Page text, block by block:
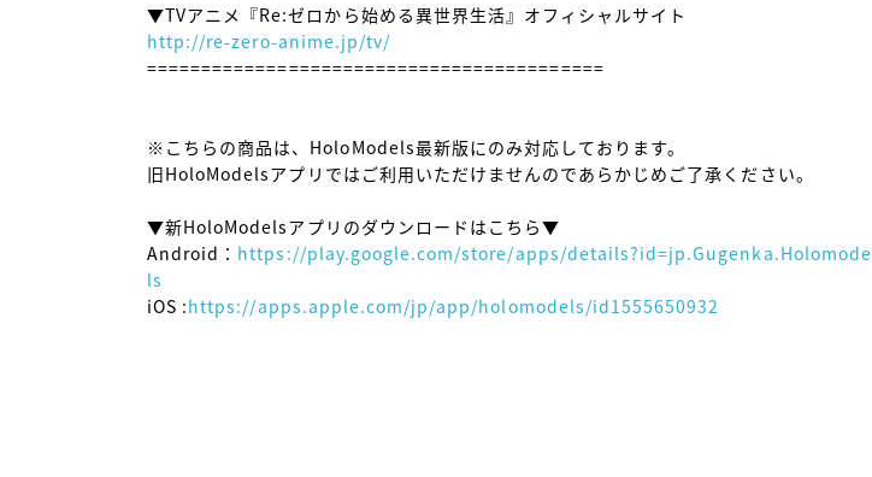
http://re-zero-anime.jp/tv/
==========================================
※こちらの商品は、HoloModels最新版にのみ対応しております。
旧HoloModelsアプリではご利用いただけませんのであらかじめご了承ください。
▼新HoloModelsアプリのダウンロードはこちら▼
Android： https://play.google.com/store/apps/details?id=jp.Gugenka.Holomode
ls
iOS :https://apps.apple.com/jp/app/holomodels/id1555650932